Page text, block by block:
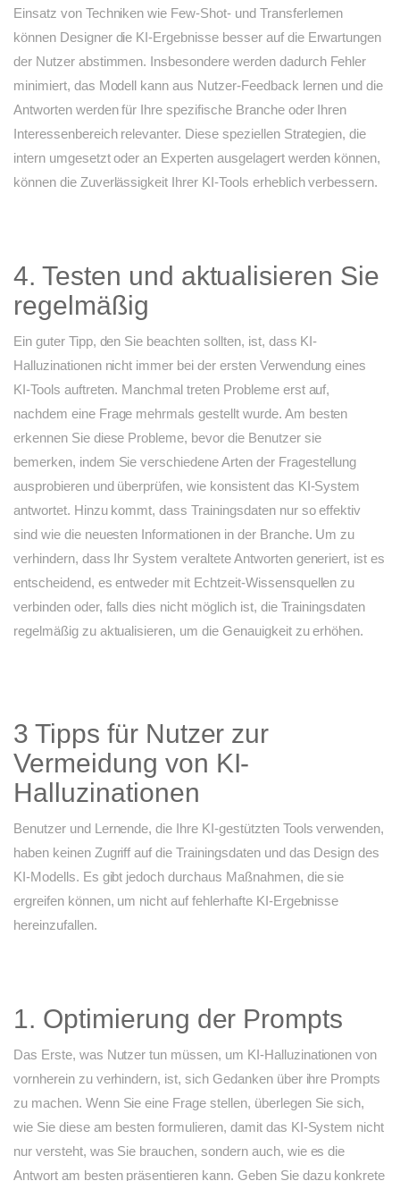
Einsatz von Techniken wie Few-Shot- und Transferlernen
können Designer die KI-Ergebnisse besser auf die Erwartungen
der Nutzer abstimmen. Insbesondere werden dadurch Fehler
minimiert, das Modell kann aus Nutzer-Feedback lernen und die
Antworten werden für Ihre spezifische Branche oder Ihren
Interessenbereich relevanter. Diese speziellen Strategien, die
intern umgesetzt oder an Experten ausgelagert werden können,
können die Zuverlässigkeit Ihrer KI-Tools erheblich verbessern.
4. Testen und aktualisieren Sie
regelmäßig
Ein guter Tipp, den Sie beachten sollten, ist, dass KI-
Halluzinationen nicht immer bei der ersten Verwendung eines
KI-Tools auftreten. Manchmal treten Probleme erst auf,
nachdem eine Frage mehrmals gestellt wurde. Am besten
erkennen Sie diese Probleme, bevor die Benutzer sie
bemerken, indem Sie verschiedene Arten der Fragestellung
ausprobieren und überprüfen, wie konsistent das KI-System
antwortet. Hinzu kommt, dass Trainingsdaten nur so effektiv
sind wie die neuesten Informationen in der Branche. Um zu
verhindern, dass Ihr System veraltete Antworten generiert, ist es
entscheidend, es entweder mit Echtzeit-Wissensquellen zu
verbinden oder, falls dies nicht möglich ist, die Trainingsdaten
regelmäßig zu aktualisieren, um die Genauigkeit zu erhöhen.
3 Tipps für Nutzer zur
Vermeidung von KI-
Halluzinationen
Benutzer und Lernende, die Ihre KI-gestützten Tools verwenden,
haben keinen Zugriff auf die Trainingsdaten und das Design des
KI-Modells. Es gibt jedoch durchaus Maßnahmen, die sie
ergreifen können, um nicht auf fehlerhafte KI-Ergebnisse
hereinzufallen.
1. Optimierung der Prompts
Das Erste, was Nutzer tun müssen, um KI-Halluzinationen von
vornherein zu verhindern, ist, sich Gedanken über ihre Prompts
zu machen. Wenn Sie eine Frage stellen, überlegen Sie sich,
wie Sie diese am besten formulieren, damit das KI-System nicht
nur versteht, was Sie brauchen, sondern auch, wie es die
Antwort am besten präsentieren kann. Geben Sie dazu konkrete